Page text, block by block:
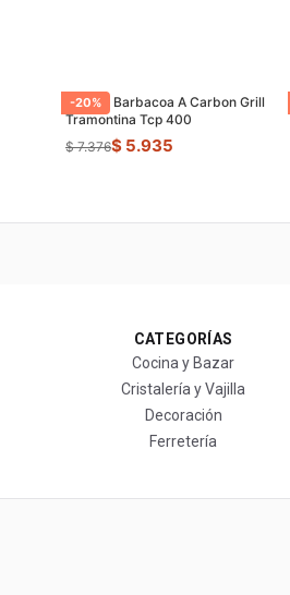
-20%
Parrilla Barbacoa A Carbon Grill
Tramontina Tcp 400
$ 7.376$ 5.935
CATEGORÍAS
Cocina y Bazar
Cristalería y Vajilla
Decoración
Ferretería